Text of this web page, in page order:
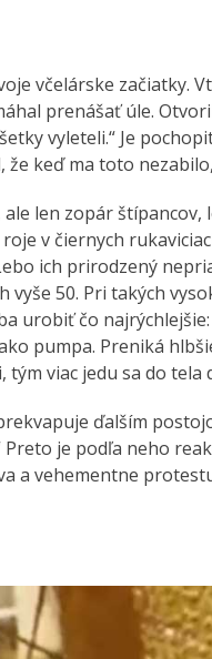
včelárske začiatky.
prenášať úle.
vyleteli.“ Je
že keď ma toto
len zopár štípancov,
v čiernych
ich prirodzený
vyše 50. Pri takých
urobiť čo
pumpa. Preniká
tým viac jedu sa do
ďalším
Preto je podľa neho
a vehementne